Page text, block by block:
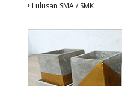
Lulusan SMA / SMK